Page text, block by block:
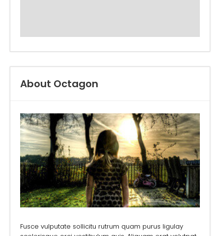
About Octagon
Fusce vulputate sollicitu rutrum quam purus ligulay